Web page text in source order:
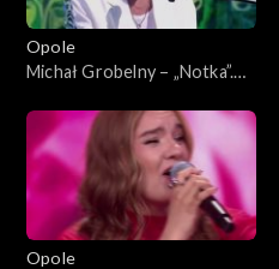
Opole
Michał Grobelny – „Notka”.
Opole